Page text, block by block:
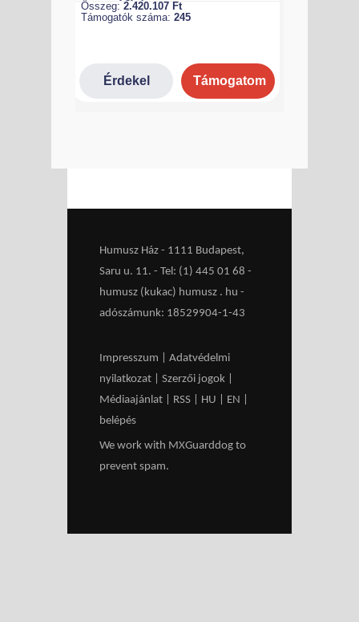
Humusz Ház - 1111 Budapest,
Saru u. 11. - Tel: (1) 445 01 68 -
humusz (kukac) humusz . hu -
adószámunk: 18529904-1-43
Impresszum
Adatvédelmi
nyilatkozat
Szerzői jogok
Médiaajánlat
RSS HU EN
belépés
We work with MXGuarddog to
prevent spam.